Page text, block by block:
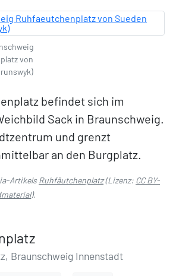
von
befindet sich im
Sack in Braunschweig.
und grenzt
an den Burgplatz.
ArtikelsRuhfäutchenplatz(Lizenz: CC BY-
).
Braunschweig Innenstadt